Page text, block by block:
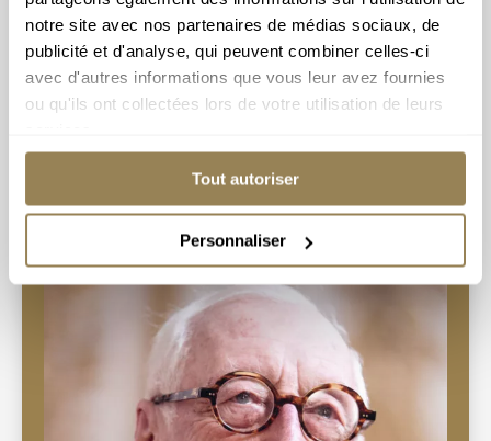
notre site avec nos partenaires de médias sociaux, de
publicité et d'analyse, qui peuvent combiner celles-ci
avec d'autres informations que vous leur avez fournies
ou qu'ils ont collectées lors de votre utilisation de leurs
Tout autoriser
Personnaliser
Anna Vieira Leite
Soprano
Bethany Horak-Hallett
Mezzo-soprano
Hugh Cutting
Contre-ténor
James Way
Baryton-basse
Ensemble Vocal de Lausanne
Georg Friedrich Haendel